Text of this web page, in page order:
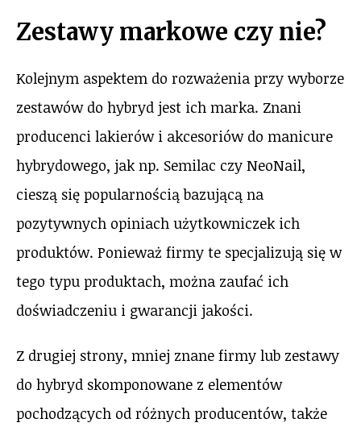
Zestawy markowe czy nie?
Kolejnym aspektem do rozważenia przy wyborze
zestawów do hybryd jest ich marka. Znani
producenci lakierów i akcesoriów do manicure
hybrydowego, jak np. Semilac czy NeoNail,
cieszą się popularnością bazującą na
pozytywnych opiniach użytkowniczek ich
produktów. Ponieważ firmy te specjalizują się w
tego typu produktach, można zaufać ich
doświadczeniu i gwarancji jakości.
Z drugiej strony, mniej znane firmy lub zestawy
do hybryd skomponowane z elementów
pochodzących od różnych producentów, także